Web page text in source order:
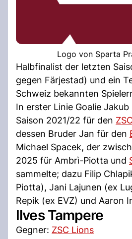
Logo von Sparta
Halbfinalist der letzten
gegen Färjestad) und ein
Schweiz bekannten
In erster Linie Goalie
Saison 2021/22 für den ZSC
dessen Bruder Jan für den
Michael Spacek, der
2025 für Ambrì-Piotta und
sammelte; dazu Filip
Piotta), Jani Lajunen (ex
Repik (ex EVZ) und Aaron
Ilves Tampere
Gegner: ZSC Lions